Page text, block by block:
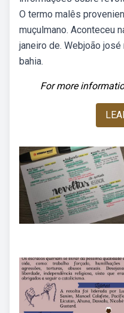
O termo malês
muçulmano. Aconteceu
janeiro de. Webjoão
bahia.
For more